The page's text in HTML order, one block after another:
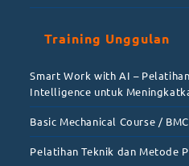
Training Unggulan
Smart Work with AI –
Intelligence untuk
Basic Mechanical Course / BMC
Pelatihan Teknik dan Metode